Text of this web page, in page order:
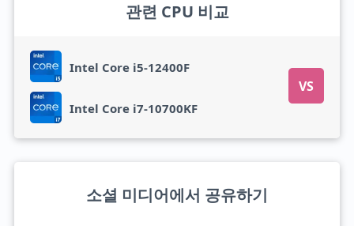
관련 CPU 비교
Intel Core i5-12400F
VS
Intel Core i7-10700KF
소셜 미디어에서 공유하기